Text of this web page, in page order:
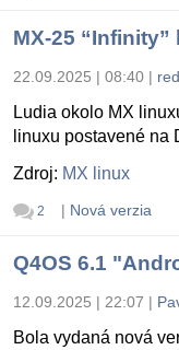
MX-25 “Infinity”
22.09.2025 | 08:40 |
Ludia okolo MX
linuxu postavené na
Zdroj: MX linux
2 | Nová verzia
Q4OS 6.1
12.09.2025 | 22:07 |
Bola vydaná nová